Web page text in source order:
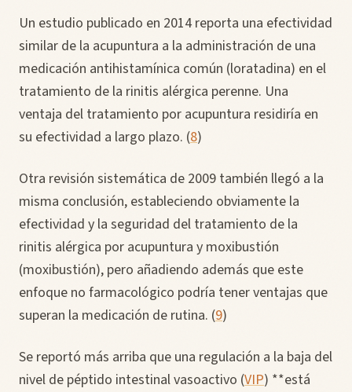
Un estudio publicado en 2014 reporta una efectividad
similar de la acupuntura a la administración de una
medicación antihistamínica común (loratadina) en el
tratamiento de la rinitis alérgica perenne. Una
ventaja del tratamiento por acupuntura residiría en
su efectividad a largo plazo. (8)
Otra revisión sistemática de 2009 también llegó a la
misma conclusión, estableciendo obviamente la
efectividad y la seguridad del tratamiento de la
rinitis alérgica por acupuntura y moxibustión
(moxibustión), pero añadiendo además que este
enfoque no farmacológico podría tener ventajas que
superan la medicación de rutina. (9)
Se reportó más arriba que una regulación a la baja del
nivel de péptido intestinal vasoactivo (VIP) **está